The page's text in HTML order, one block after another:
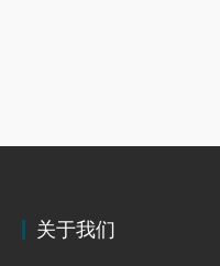
关于我们